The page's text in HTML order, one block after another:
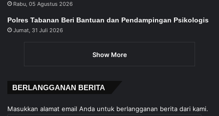
Rabu, 05 Agustus 2026
Polres Tabanan Beri Bantuan dan Pendampingan Psikologis
Jumat, 31 Juli 2026
Show More
BERLANGGANAN BERITA
Masukkan alamat email Anda untuk berlangganan berita dari kami.